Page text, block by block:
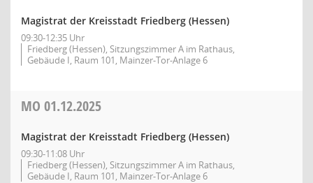
Magistrat der Kreisstadt Friedberg (Hessen)
09:30-12:35 Uhr
Friedberg (Hessen), Sitzungszimmer A im Rathaus,
Gebäude I, Raum 101, Mainzer-Tor-Anlage 6
MO 01.12.2025
Magistrat der Kreisstadt Friedberg (Hessen)
09:30-11:08 Uhr
Friedberg (Hessen), Sitzungszimmer A im Rathaus,
Gebäude I, Raum 101, Mainzer-Tor-Anlage 6